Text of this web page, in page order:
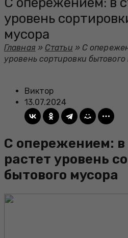
уровень
мусора
Главная » Статьи » С
уровень сортировки
Виктор
13.07.2024
С опережением: в
растет уровень
бытового мусора